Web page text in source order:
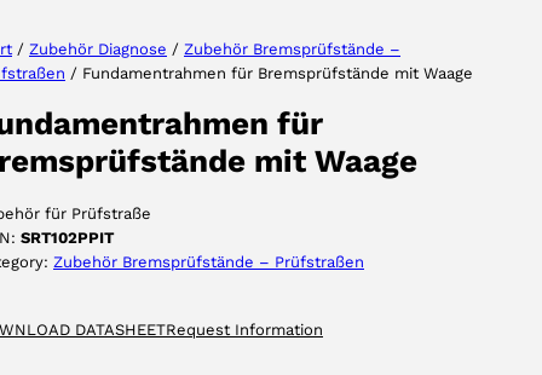
/ Zubehör Diagnose / Zubehör Bremsprüfstände –
/ Fundamentrahmen für Bremsprüfstände mit Waage
für
mit Waage
für Prüfstraße
SRT102PPIT
Zubehör Bremsprüfstände – Prüfstraßen
DATASHEETRequest Information